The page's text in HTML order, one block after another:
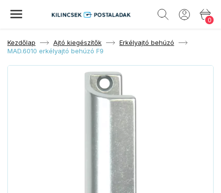
0
Kezdőlap Ajtó kiegészítők
Erkélyajtó behúzó
MAD.6010 erkélyajtó behúzó F9